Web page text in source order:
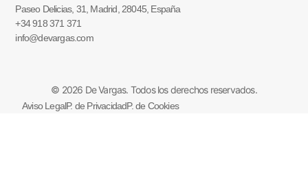
Paseo Delicias, 31, Madrid, 28045, España
+34 918 371 371
info@devargas.com
© 2026 De Vargas. Todos los derechos reservados.
Aviso LegalP. de PrivacidadP. de Cookies